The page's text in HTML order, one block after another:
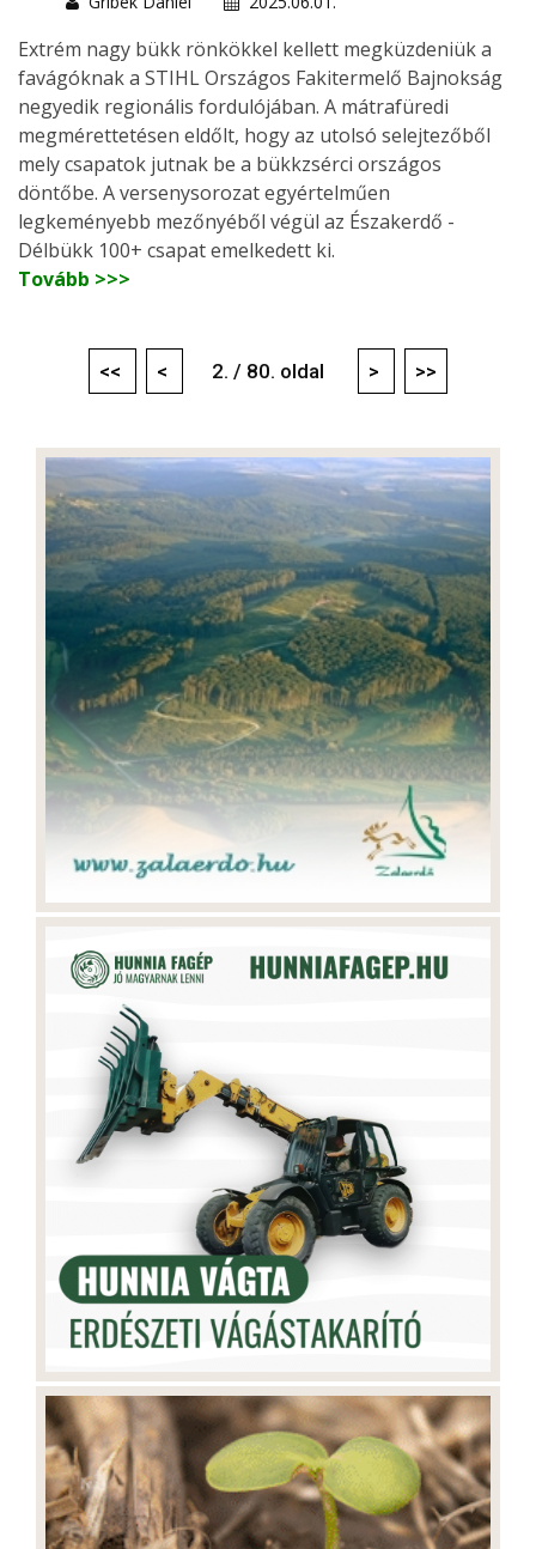
Extrém nagy bükk rönkökkel kellett megküzdeniük a
favágóknak a STIHL Országos Fakitermelő Bajnokság
negyedik regionális fordulójában. A mátrafüredi
megmérettetésen eldőlt, hogy az utolsó selejtezőből
mely csapatok jutnak be a bükkzsérci országos
döntőbe. A versenysorozat egyértelműen
legkeményebb mezőnyéből végül az Északerdő -
Délbükk 100+ csapat emelkedett ki.
Tovább >>>
<< < 2. / 80. oldal > >>